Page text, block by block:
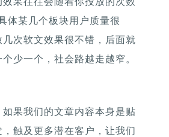
体某几个板块用户质量很
次软文效果很不错，后面就
少一个，社会路越走越窄。
果我们的文章内容本身是贴
触及更多潜在客户，让我们